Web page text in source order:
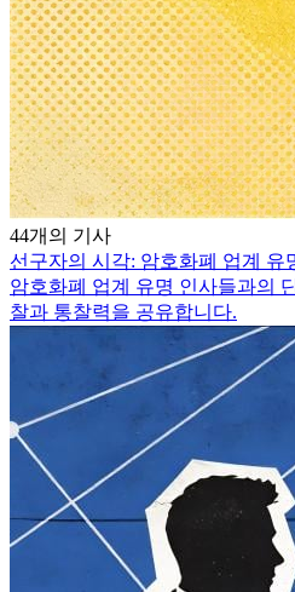
44개의 기사
선구자의 시각: 암호화폐 업계 유
암호화폐 업계 유명 인사들과의
찰과 통찰력을 공유합니다.